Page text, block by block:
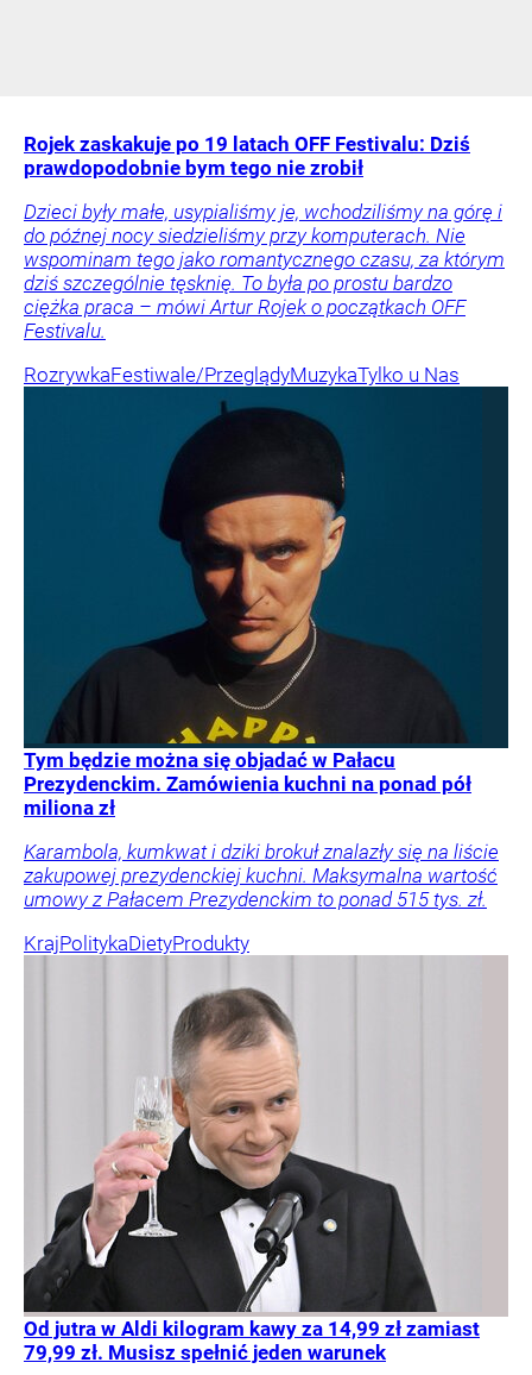
Rojek zaskakuje po 19 latach OFF Festivalu: Dziś
prawdopodobnie bym tego nie zrobił
Dzieci były małe, usypialiśmy je, wchodziliśmy na górę i
do późnej nocy siedzieliśmy przy komputerach. Nie
wspominam tego jako romantycznego czasu, za którym
dziś szczególnie tęsknię. To była po prostu bardzo
ciężka praca – mówi Artur Rojek o początkach OFF
Festivalu.
RozrywkaFestiwale/PrzeglądyMuzykaTylko u Nas
Tym będzie można się objadać w Pałacu
Prezydenckim. Zamówienia kuchni na ponad pół
miliona zł
Karambola, kumkwat i dziki brokuł znalazły się na liście
zakupowej prezydenckiej kuchni. Maksymalna wartość
umowy z Pałacem Prezydenckim to ponad 515 tys. zł.
KrajPolitykaDietyProdukty
Od jutra w Aldi kilogram kawy za 14,99 zł zamiast
79,99 zł. Musisz spełnić jeden warunek